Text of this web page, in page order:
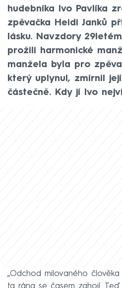
hudebníka Ivo Pavlíka
zpěvačka Heidi Janků
lásku. Navzdory
prožili harmonické
manžela byla pro
který uplynul, zmírnil
částečně. Kdy jí Ivo
„Odchod milovaného